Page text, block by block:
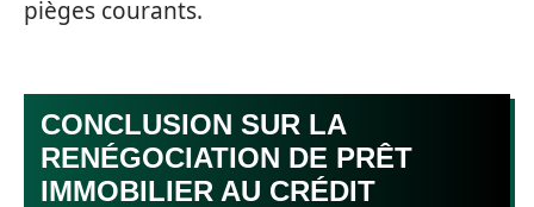
pièges courants.
CONCLUSION SUR LA
RENÉGOCIATION DE PRÊT
IMMOBILIER AU CRÉDIT